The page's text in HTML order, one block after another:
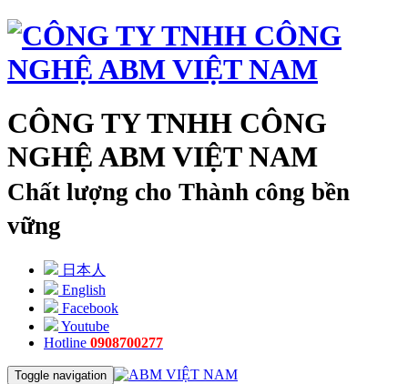
CÔNG TY TNHH CÔNG
NGHỆ ABM VIỆT NAM
Chất lượng cho Thành công bền
vững
日本人
English
Facebook
Youtube
Hotline 0908700277
Toggle navigation